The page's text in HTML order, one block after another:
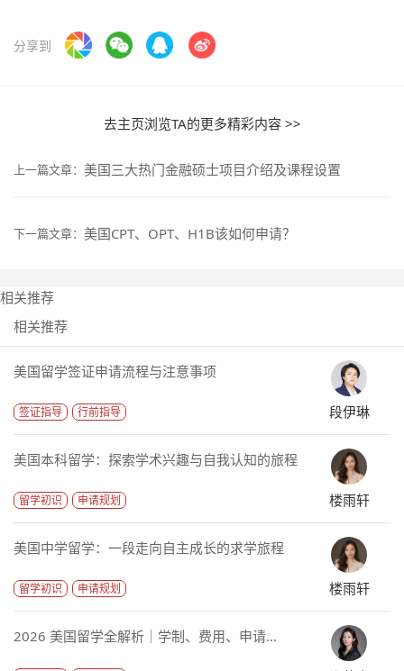
分享到
去主页浏览TA的更多精彩内容 >>
上一篇文章： 美国三大热门金融硕士项目介绍及课程设置
下一篇文章： 美国CPT、OPT、H1B该如何申请？
相关推荐
相关推荐
美国留学签证申请流程与注意事项
签证指导 行前指导 段伊琳
美国本科留学：探索学术兴趣与自我认知的旅程
留学初识 申请规划 楼雨轩
美国中学留学：一段走向自主成长的求学旅程
留学初识 申请规划 楼雨轩
2026 美国留学全解析｜学制、费用、申请...